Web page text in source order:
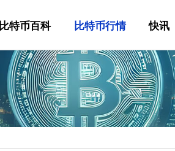
比特币百科 比特币行情 快讯